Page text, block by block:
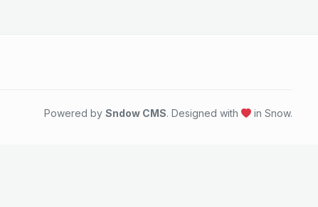
Powered by Sndow CMS. Designed with in Snow.